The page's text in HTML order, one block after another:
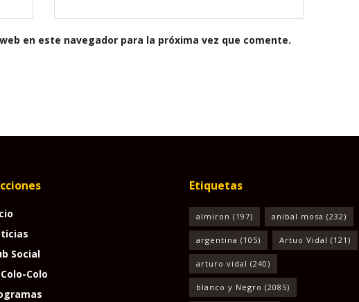
en este navegador para la próxima vez que comente.
Social
Colo
Etiquetas
almiron (197) anibal mosa (232)
argentina (105) Artuo Vidal (121)
arturo vidal (240)
blanco y Negro (2085)